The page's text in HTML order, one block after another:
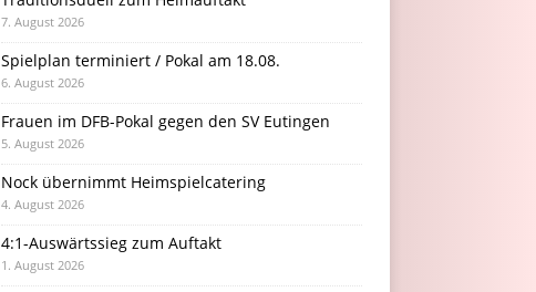
7. August 2026
Spielplan terminiert / Pokal am 18.08.
6. August 2026
Frauen im DFB-Pokal gegen den SV Eutingen
5. August 2026
Nock übernimmt Heimspielcatering
4. August 2026
4:1-Auswärtssieg zum Auftakt
1. August 2026